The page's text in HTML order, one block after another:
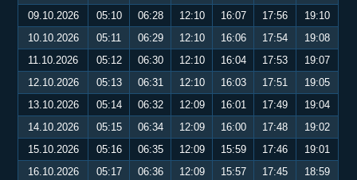
09.10.2026
05:10 06:28 12:10 16:07 17:56
19:10
10.10.2026
05:11 06:29 12:10 16:06 17:54
19:08
11.10.2026
05:12 06:30 12:10 16:04 17:53
19:07
12.10.2026
05:13 06:31 12:10 16:03 17:51
19:05
13.10.2026
05:14 06:32 12:09 16:01 17:49
19:04
14.10.2026
05:15 06:34 12:09 16:00 17:48
19:02
15.10.2026
05:16 06:35 12:09 15:59 17:46
19:01
16.10.2026
05:17 06:36 12:09 15:57 17:45
18:59